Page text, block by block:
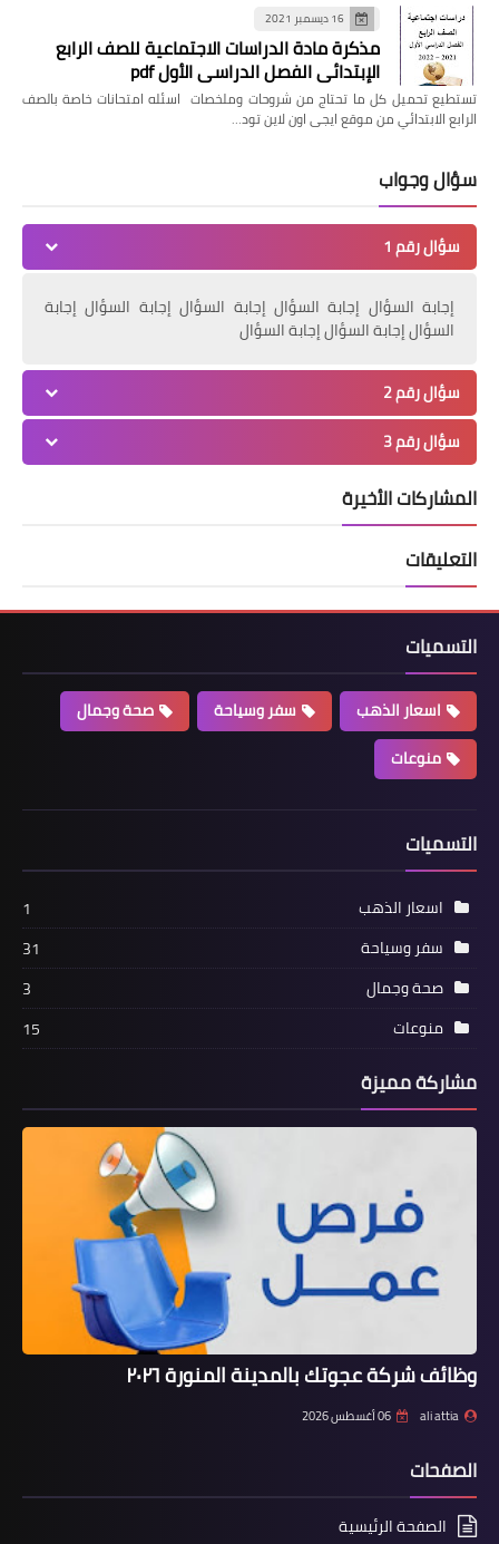
16 ديسمبر 2021
مذكرة مادة الدراسات الاجتماعية للصف الرابع
الإبتدائي الفصل الدراسي الأول pdf
تستطيع تحميل كل ما تحتاج من شروحات وملخصات اسئله امتحانات خاصة بالصف
الرابع الابتدائي من موقع ايجى اون لاين تود…
سؤال وجواب
سؤال رقم 1
إجابة السؤال إجابة السؤال إجابة السؤال إجابة السؤال إجابة
السؤال إجابة السؤال إجابة السؤال
سؤال رقم 2
سؤال رقم 3
المشاركات الأخيرة
التعليقات
التسميات
اسعار الذهب سفر وسياحة
صحة وجمال
منوعات
التسميات
اسعار الذهب
1
سفر وسياحة
31
صحة وجمال
3
منوعات
15
مشاركة مميزة
وظائف شركة عجوتك بالمدينة المنورة ٢٠٢٦
ali attia 06 أغسطس 2026
الصفحات
الصفحة الرئيسية